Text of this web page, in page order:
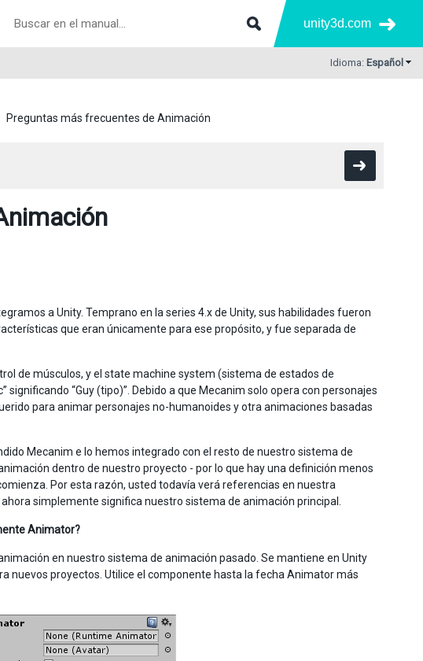
unity3d.com
Idioma: Español
Preguntas más frecuentes de Animación
a Unity. Temprano en la series 4.x de Unity, sus habilidades fueron
que eran únicamente para ese propósito, y fue separada de
de músculos, y el state machine system (sistema de estados de
significando “Guy (tipo)”. Debido a que Mecanim solo opera con personajes
para animar personajes no-humanoides y otra animaciones basadas
Mecanim e lo hemos integrado con el resto de nuestro sistema de
dentro de nuestro proyecto - por lo que hay una definición menos
Por esta razón, usted todavía verá referencias en nuestra
simplemente significa nuestro sistema de animación principal.
Animator?
en nuestro sistema de animación pasado. Se mantiene en Unity
nuevos proyectos. Utilice el componente hasta la fecha Animator más